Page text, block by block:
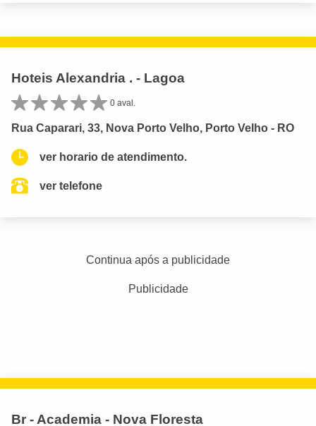
Hoteis Alexandria . - Lagoa
0 aval.
Rua Caparari, 33, Nova Porto Velho, Porto Velho - RO
ver horario de atendimento.
ver telefone
Continua após a publicidade
Publicidade
Br - Academia - Nova Floresta